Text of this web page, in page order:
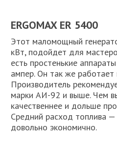
ERGOMAX ER 5400
Этот маломощный
кВт, подойдет для
есть простенькие
ампер. Он так же
Производитель
марки АИ-92 и выше. Чем
качественнее и дольше
Средний расход топлива —
довольно экономично.